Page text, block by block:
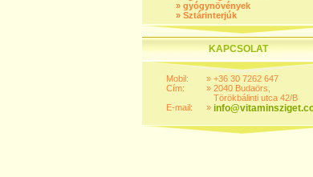
» gyógynövények
» Sztárinterjúk
KAPCSOLAT
Mobil:
Cím:
E-mail:
»
»
»
+36 30 7262 647
2040 Budaörs,
Törökbálinti utca 42/B